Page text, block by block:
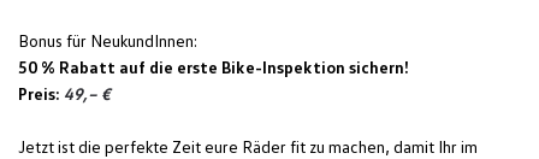
Bonus für NeukundInnen:
50 % Rabatt auf die erste Bike-Inspektion sichern!
Preis: 49,– €
Jetzt ist die perfekte Zeit eure Räder fit zu machen, damit Ihr im